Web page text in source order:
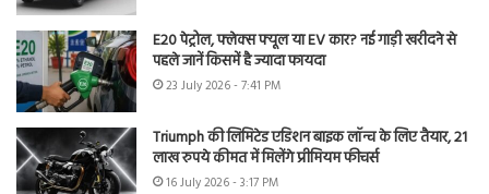
E20 पेट्रोल, फ्लेक्स फ्यूल या EV कार? नई गाड़ी खरीदने से
पहले जानें किसमें है ज्यादा फायदा
23 July 2026 - 7:41 PM
Triumph की लिमिटेड एडिशन बाइक लॉन्च के लिए तैयार, 21
लाख रुपये कीमत में मिलेंगे प्रीमियम फीचर्स
16 July 2026 - 3:17 PM